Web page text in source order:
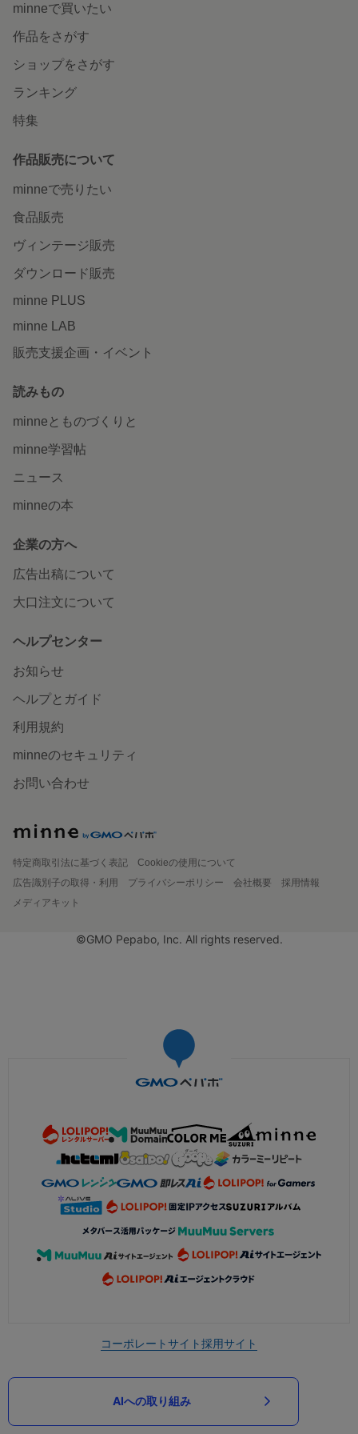
minneで買いたい
作品をさがす
ショップをさがす
ランキング
特集
作品販売について
minneで売りたい
食品販売
ヴィンテージ販売
ダウンロード販売
minne PLUS
minne LAB
販売支援企画・イベント
読みもの
minneとものづくりと
minne学習帖
ニュース
minneの本
企業の方へ
広告出稿について
大口注文について
ヘルプセンター
お知らせ
ヘルプとガイド
利用規約
minneのセキュリティ
お問い合わせ
特定商取引法に基づく表記
Cookieの使用について
広告識別子の取得・利用
プライバシーポリシー 会社概要
採用情報
メディアキット
©GMO Pepabo, Inc. All rights reserved.
コーポレートサイト採用サイト
AIへの取り組み